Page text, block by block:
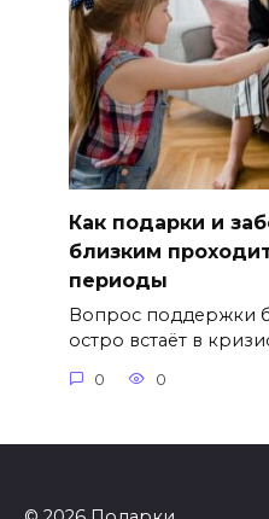
Как подарки и
близким
периоды
Вопрос поддержки
остро встаёт в
0 0